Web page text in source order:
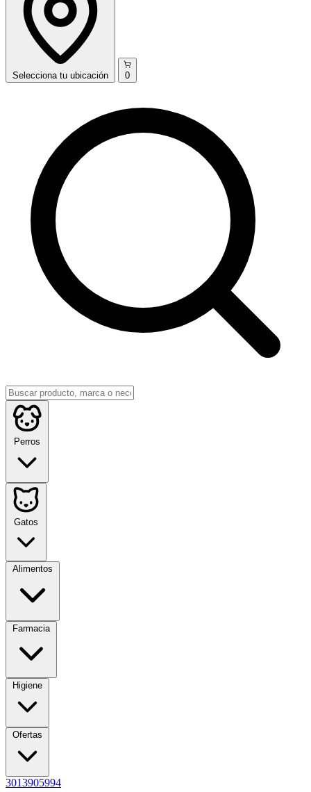
Selecciona tu ubicación 0
Perros
Gatos
Alimentos
Farmacia
Higiene
Ofertas
3013905994